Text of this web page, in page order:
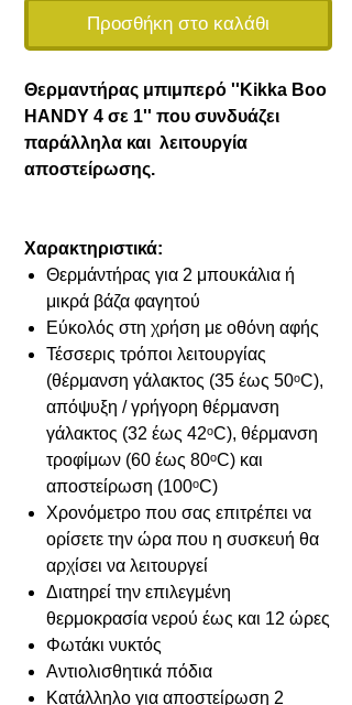
Προσθήκη στο καλάθι
Θερμαντήρας μπιμπερό ''Kikka Boo
HANDY 4 σε 1'' που συνδυάζει
παράλληλα και λειτουργία
αποστείρωσης.
Χαρακτηριστικά:
Θερμάντήρας για 2 μπουκάλια ή
μικρά βάζα φαγητού
Εύκολός στη χρήση με οθόνη αφής
Τέσσερις τρόποι λειτουργίας
(θέρμανση γάλακτος (35 έως 50ᵒC),
απόψυξη / γρήγορη θέρμανση
γάλακτος (32 έως 42ᵒC), θέρμανση
τροφίμων (60 έως 80ᵒC) και
αποστείρωση (100ᵒC)
Χρονόμετρο που σας επιτρέπει να
ορίσετε την ώρα που η συσκευή θα
αρχίσει να λειτουργεί
Διατηρεί την επιλεγμένη
θερμοκρασία νερού έως και 12 ώρες
Φωτάκι νυκτός
Αντιολισθητικά πόδια
Κατάλληλο για αποστείρωση 2